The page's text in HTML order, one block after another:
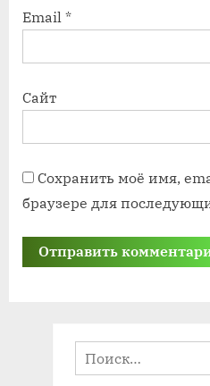
Email *
Сайт
Сохранить моё имя,
браузере для
Найти: